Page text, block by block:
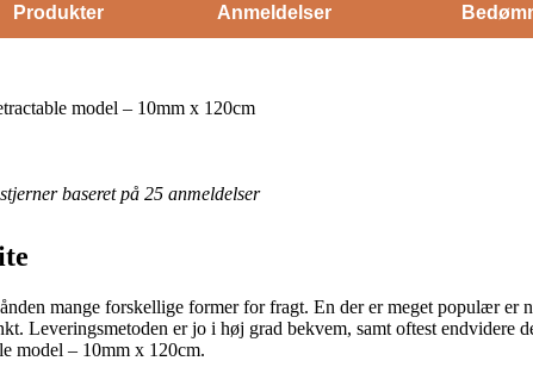
Produkter Anmeldelser
model – 10mm x 120cm
baseret på 25 anmeldelser
mange forskellige former for fragt. En der er meget populær er
Leveringsmetoden er jo i høj grad bekvem, samt oftest endvidere
model – 10mm x 120cm.